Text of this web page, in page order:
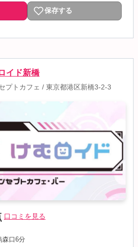
保存する
イド新橋
プトカフェ / 東京都港区新橋3-2-3
口コミを見る
森口6分